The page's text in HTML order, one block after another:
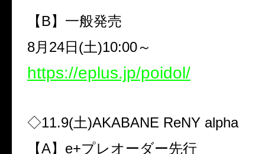
【 B】一般発売
8月 24日 (土)10:00～
https://eplus.jp/poidol/
◇11.9(土)AKABANE ReNY alpha
【A】 e+プレオーダー先行